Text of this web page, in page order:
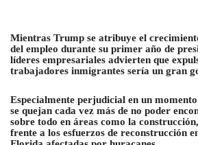
Mientras Trump se atribuye el
del empleo durante su primer año de
líderes empresariales advierten que
trabajadores inmigrantes sería un gran
Especialmente perjudicial en un
se quejan cada vez más de no poder
sobre todo en áreas como la
frente a los esfuerzos de reconstrucción